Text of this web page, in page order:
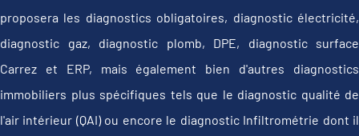
proposera les diagnostics obligatoires, diagnostic électricité,
diagnostic gaz, diagnostic plomb, DPE, diagnostic surface
Carrez et ERP, mais également bien d'autres diagnostics
immobiliers plus spécifiques tels que le diagnostic qualité de
l'air intérieur (QAI) ou encore le diagnostic Infiltrométrie dont il